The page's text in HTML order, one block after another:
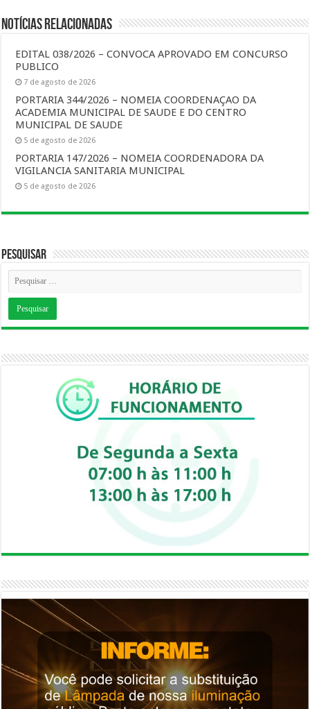
Notícias Relacionadas
EDITAL 038/2026 – CONVOCA APROVADO EM CONCURSO
PUBLICO
7 de agosto de 2026
PORTARIA 344/2026 – NOMEIA COORDENAÇAO DA
ACADEMIA MUNICIPAL DE SAUDE E DO CENTRO
MUNICIPAL DE SAUDE
5 de agosto de 2026
PORTARIA 147/2026 – NOMEIA COORDENADORA DA
VIGILANCIA SANITARIA MUNICIPAL
5 de agosto de 2026
Pesquisar